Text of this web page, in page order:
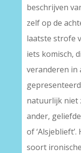
beschrijven
zelf op de
laatste strofe
iets komisch,
veranderen in
natuurlijk niet
ander, geliefde
of
soort